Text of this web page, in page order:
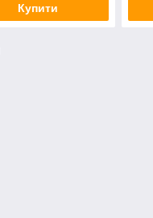
Купити